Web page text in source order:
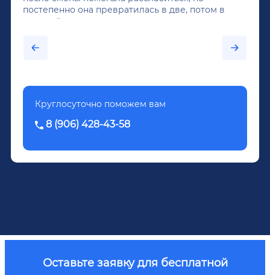
постепенно она превратилась в две, потом в
крепкий алкоголь, и вот он уже пил почти
было назначено кодирование по методу
Довженко.
Круглосуточно поможем вам
8 (906) 428-43-58
Оставьте заявку для бесплатной